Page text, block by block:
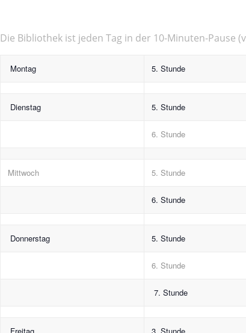
Die Bibliothek ist jeden Tag in der 10-Minuten-Pause
Montag 5. Stunde
Dienstag 5. Stunde
6. Stunde
Mittwoch 5. Stunde
6. Stunde
Donnerstag 5. Stunde
6. Stunde
7. Stunde